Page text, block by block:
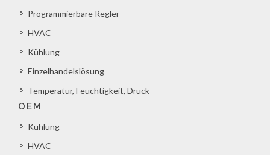
Programmierbare Regler
HVAC
Kühlung
Einzelhandelslösung
Temperatur, Feuchtigkeit, Druck
OEM
Kühlung
HVAC